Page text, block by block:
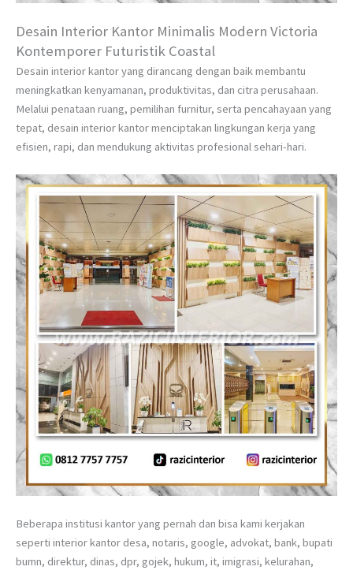
Desain Interior Kantor Minimalis Modern Victoria
Kontemporer Futuristik Coastal
Desain interior kantor yang dirancang dengan baik membantu
meningkatkan kenyamanan, produktivitas, dan citra perusahaan.
Melalui penataan ruang, pemilihan furnitur, serta pencahayaan yang
tepat, desain interior kantor menciptakan lingkungan kerja yang
efisien, rapi, dan mendukung aktivitas profesional sehari-hari.
Beberapa institusi kantor yang pernah dan bisa kami kerjakan
seperti interior kantor desa, notaris, google, advokat, bank, bupati
bumn, direktur, dinas, dpr, gojek, hukum, it, imigrasi, kelurahan,